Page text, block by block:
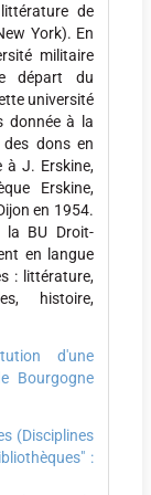
de
York). En
militaire
départ du
université
donnée à la
dons en
à J. Erskine,
Erskine,
en 1954.
la BU Droit-
en langue
: littérature,
histoire,
d'une
Bourgogne
(Disciplines
: